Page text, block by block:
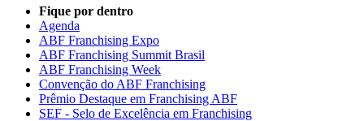
Fique por dentro
Agenda
ABF Franchising Expo
ABF Franchising Summit Brasil
ABF Franchising Week
Convenção do ABF Franchising
Prêmio Destaque em Franchising ABF
SEF - Selo de Excelência em Franchising